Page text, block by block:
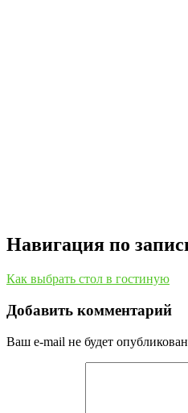
Навигация по
Как выбрать стол в гостиную
Добавить комментарий
Ваш e-mail не будет